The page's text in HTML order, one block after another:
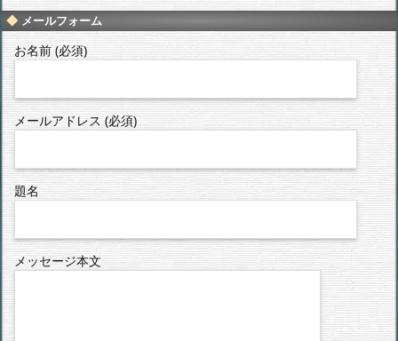
メールフォーム
お名前 (必須)
メールアドレス (必須)
題名
メッセージ本文